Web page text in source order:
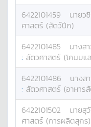
6422101459 นายว
ศาสตร์ (สัตว์ปีก)
6422101485 นางส
: สัตวศาสตร์ (โคนมแล
6422101486 นางส
: สัตวศาสตร์ (อาหาร
6422101502 นายสุ
ศาสตร์ (การผลิตสุกร)